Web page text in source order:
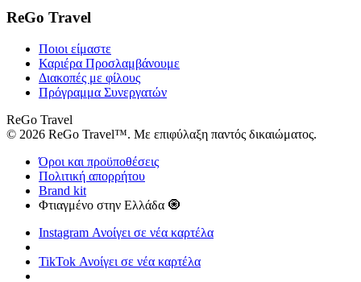
ReGo Travel
Ποιοι είμαστε
Καριέρα Προσλαμβάνουμε
Διακοπές με φίλους
Πρόγραμμα Συνεργατών
ReGo Travel
© 2026 ReGo Travel™. Με επιφύλαξη παντός δικαιώματος.
Όροι και προϋποθέσεις
Πολιτική απορρήτου
Brand kit
Φτιαγμένο στην Ελλάδα 🧿
Instagram Ανοίγει σε νέα καρτέλα
TikTok Ανοίγει σε νέα καρτέλα